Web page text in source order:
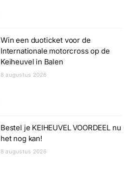
Win een duoticket voor de
Internationale motorcross op de
Keiheuvel in Balen
8 augustus 2026
Bestel je KEIHEUVEL VOORDEEL nu
het nog kan!
8 augustus 2026